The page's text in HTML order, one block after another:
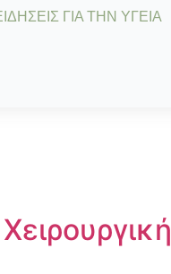
ΓΙΑ ΤΗΝ ΥΓΕΙΑ